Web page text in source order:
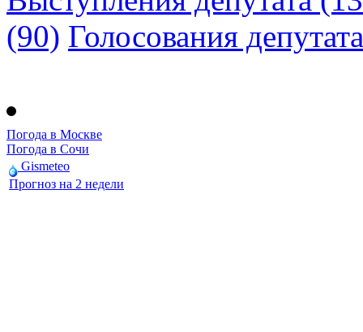
(90) Голосования депутата
Погода в Москве
Погода в Сочи
Gismeteo
Прогноз на 2 недели